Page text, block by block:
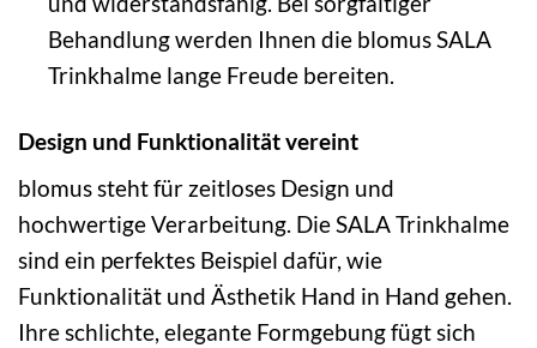
Behandlung werden Ihnen die blomus SALA
Trinkhalme lange Freude bereiten.
Design und Funktionalität vereint
blomus steht für zeitloses Design und
hochwertige Verarbeitung. Die SALA Trinkhalme
sind ein perfektes Beispiel dafür, wie
Funktionalität und Ästhetik Hand in Hand gehen.
Ihre schlichte, elegante Formgebung fügt sich